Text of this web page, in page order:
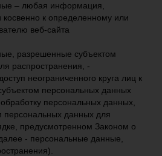
– любая информация,
к определенному или
веб-сайта
разрешенные субъектом
распространения, -
неограниченного круга лиц к
персональных данных
персональных данных,
персональных данных для
предусмотренном Законом о
- персональные данные,